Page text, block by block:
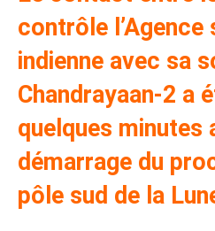
contrôle l’Agence
indienne avec sa
Chandrayaan-2 a
quelques minutes
démarrage du
pôle sud de la